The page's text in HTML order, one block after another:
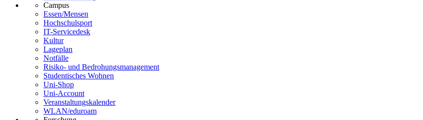
Campus
Essen/Mensen
Hochschulsport
IT-Servicedesk
Kultur
Lageplan
Notfälle
Risiko- und Bedrohungsmanagement
Studentisches Wohnen
Uni-Shop
Uni-Account
Veranstaltungskalender
WLAN/eduroam